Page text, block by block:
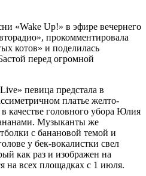
«Wake Up!» в эфире вечернего
прокомментировала
котов» и поделилась
перед огромной
певица предстала в
платье желто-
качестве головного убора Юлия
Музыканты же
с банановой темой и
у бек-вокалистки свел
как раз и изображен на
на всех площадках с 1 июля.